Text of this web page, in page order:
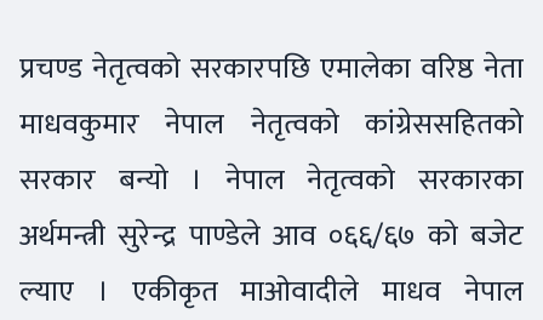
प्रचण्ड नेतृत्वको सरकारपछि एमालेका वरिष्ठ नेता
माधवकुमार नेपाल नेतृत्वको कांग्रेससहितको
सरकार बन्यो । नेपाल नेतृत्वको सरकारका
अर्थमन्त्री सुरेन्द्र पाण्डेले आव ०६६/६७ को बजेट
ल्याए । एकीकृत माओवादीले माधव नेपाल